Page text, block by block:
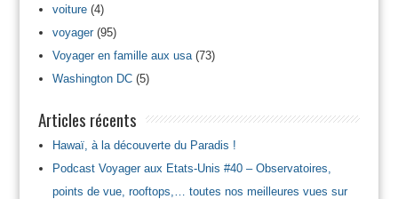
voiture(4)
voyager(95)
Voyager en famille aux usa(73)
Washington DC(5)
Articles récents
Hawaï, à la découverte du Paradis !
Podcast Voyager aux Etats-Unis #40 – Observatoires,
points de vue, rooftops,… toutes nos meilleures vues sur